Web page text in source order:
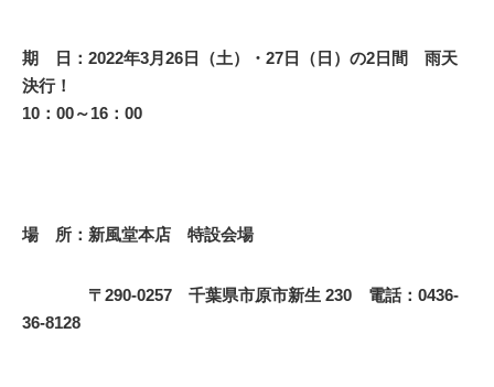
期 日：2022年3月26日（土）・27日（日）の2日間 雨天
決行！
10：00～16：00
場 所：新風堂本店 特設会場
〒290-0257 千葉県市原市新生 230 電話：0436-
36-8128